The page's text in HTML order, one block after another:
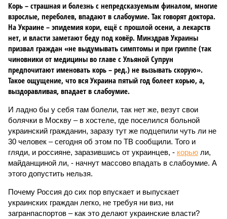
Корь – страшная и болезнь с непредсказуемым финалом, многие
взрослые, переболев, впадают в слабоумие. Так говорят доктора.
На Украине – эпидемия кори, ещё с прошлой осени, а лекарств
нет, и власти заметают беду под ковёр. Минздрав Украины
призвал граждан «не выдумывать симптомы и при гриппе (так
чиновники от медицины во главе с Ульяной Супрун
предпочитают именовать корь – ред.) не вызывать скорую».
Такое ощущение, что вся Украина пятый год болеет корью, а,
выздоравливая, впадает в слабоумие.
И ладно бы у себя там болели, так нет же, везут свои
болячки в Москву – в хостеле, где поселился больной
украинский гражданин, заразу тут же подцепили чуть ли не
30 человек – сегодня об этом по ТВ сообщили. Того и
гляди, и россияне, заразившись от украинцев, - корью ли,
майданщиной ли, - начнут массово впадать в слабоумие. А
этого допустить нельзя.
Почему Россия до сих пор впускает и выпускает
украинских граждан легко, не требуя ни виз, ни
загранпаспортов – как это делают украинские власти?